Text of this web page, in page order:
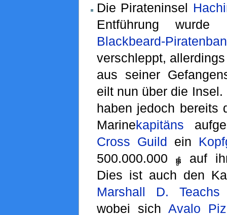
Die Pirateninsel
Entführung wurde
Blackbeard-
verschleppt,
aus seiner
eilt nun über die
haben jedoch bereits
Marinekapitäns
Cross Guild ein
500.000.000
auf
Dies ist auch den
Marshall D. Teachs
wobei sich Avalo